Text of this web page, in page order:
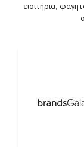
εισιτήρια,